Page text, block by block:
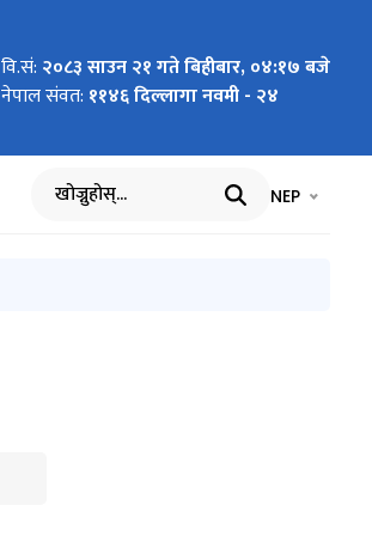
वि.सं: २०८३ साउन २१ गते बिहीबार, ०४:१७ बजे
नेपाल संवत: ११४६ दिल्लागा नवमी - २४
खोज्नुहोस् भाषा चयन
NEP